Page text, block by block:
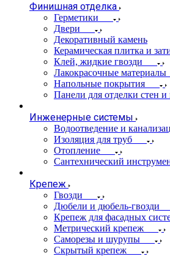
Финишная отделка
Герметики
Двери
Декоративный камень
Керамическая плитка и
Клей, жидкие гвозди
Лакокрасочные материалы
Напольные покрытия
Панели для отделки стен
Инженерные системы
Водоотведение и
Изоляция для труб
Отопление
Сантехнический
Крепеж
Гвозди
Дюбели и дюбель-гвозди
Крепеж для фасадных
Метрический крепеж
Саморезы и шурупы
Скрытый крепеж